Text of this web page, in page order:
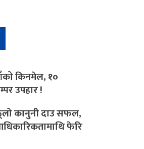
किनमेल, १०
उपहार !
कानुनी दाउ सफल,
फेरि